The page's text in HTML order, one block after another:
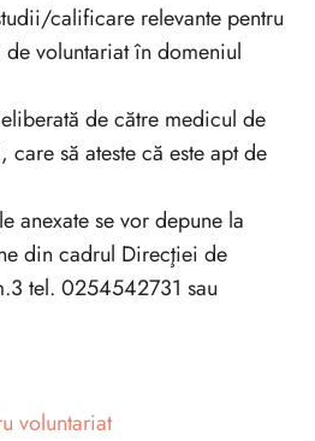
calificare relevante pentru
voluntariat în domeniul
de către medicul de
să ateste că este apt de
anexate se vor depune la
din cadrul Direcţiei de
tel. 0254542731 sau
voluntariat